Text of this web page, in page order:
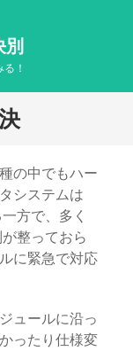
！
の中でもハー
システムは
方で、多く
整っておら
に緊急で対応
ュールに沿っ
ったり仕様変